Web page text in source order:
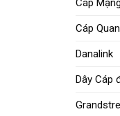
Cáp Mạng
Cáp
Danalink
Dây Cáp